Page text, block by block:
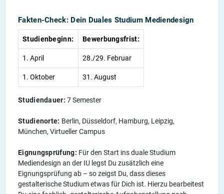
Fakten-Check: Dein Duales Studium Mediendesign
Studienbeginn: Bewerbungsfrist:
1. April 28./29. Februar
1. Oktober 31. August
Studiendauer: 7 Semester
Studienorte: Berlin, Düsseldorf, Hamburg, Leipzig,
München, Virtueller Campus
Eignungsprüfung: Für den Start ins duale Studium
Mediendesign an der IU legst Du zusätzlich eine
Eignungsprüfung ab – so zeigst Du, dass dieses
gestalterische Studium etwas für Dich ist. Hierzu bearbeitest